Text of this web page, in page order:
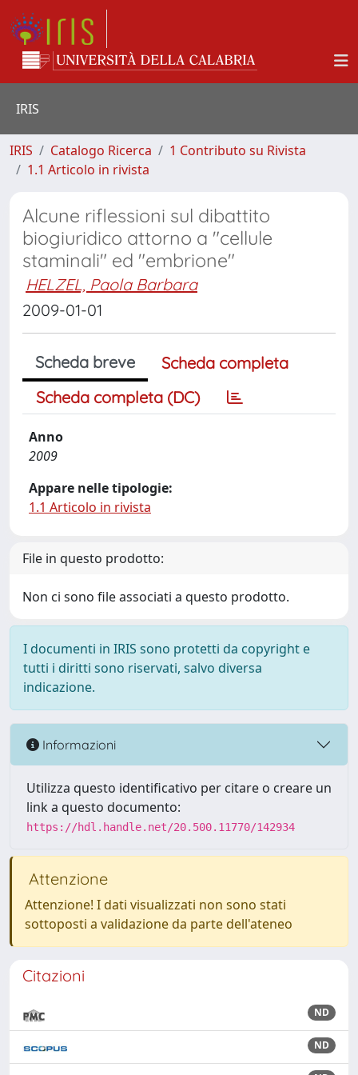
IRIS
IRIS Catalogo Ricerca
1 Contributo su Rivista
1.1 Articolo in rivista
Alcune riflessioni sul dibattito
biogiuridico attorno a "cellule
staminali" ed "embrione"
HELZEL, Paola Barbara
2009-01-01
Scheda breve
Scheda completa
Scheda completa (DC)
Anno
2009
Appare nelle tipologie:
1.1 Articolo in rivista
File in questo prodotto:
Non ci sono file associati a questo prodotto.
I documenti in IRIS sono protetti da copyright e
tutti i diritti sono riservati, salvo diversa
indicazione.
Informazioni
Utilizza questo identificativo per citare o creare un
link a questo documento:
https://hdl.handle.net/20.500.11770/142934
Attenzione
Attenzione! I dati visualizzati non sono stati
sottoposti a validazione da parte dell'ateneo
Citazioni
ND
ND